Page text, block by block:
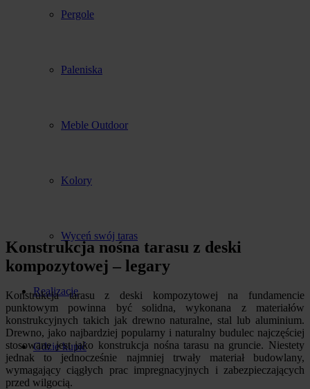
Pergole
Paleniska
Meble Outdoor
Kolory
Wyceń swój taras
Realizacje
Gdzie kupić
Konstrukcja nośna tarasu z deski
kompozytowej – legary
Konstrukcja tarasu z deski kompozytowej na fundamencie
punktowym powinna być solidna, wykonana z materiałów
konstrukcyjnych takich jak drewno naturalne, stal lub aluminium.
Drewno, jako najbardziej popularny i naturalny budulec najczęściej
stosowane jest jako konstrukcja nośna tarasu na gruncie. Niestety
jednak to jednocześnie najmniej trwały materiał budowlany,
wymagający ciągłych prac impregnacyjnych i zabezpieczających
przed wilgocią.